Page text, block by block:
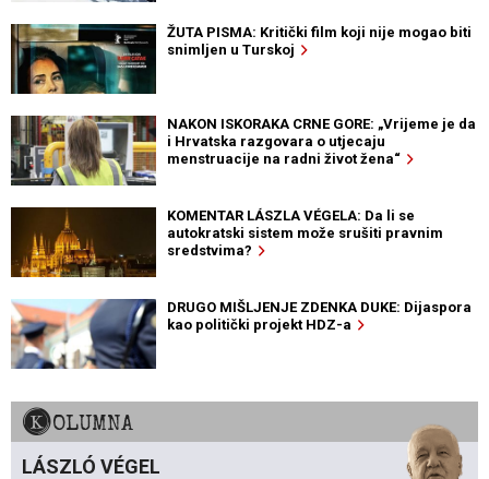
ŽUTA PISMA: Kritički film koji nije mogao biti
snimljen u Turskoj
NAKON ISKORAKA CRNE GORE: „Vrijeme je da
i Hrvatska razgovara o utjecaju
menstruacije na radni život žena“
KOMENTAR LÁSZLA VÉGELA: Da li se
autokratski sistem može srušiti pravnim
sredstvima?
DRUGO MIŠLJENJE ZDENKA DUKE: Dijaspora
kao politički projekt HDZ-a
KOLUMNA
LÁSZLÓ VÉGEL